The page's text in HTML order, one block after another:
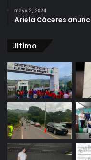
mayo 2, 2024
Ariela Cáceres
Ultimo